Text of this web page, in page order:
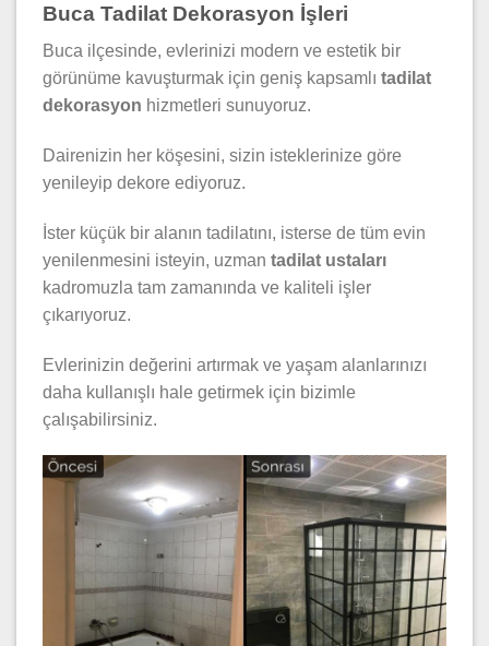
Buca Tadilat Dekorasyon İşleri
Buca ilçesinde, evlerinizi modern ve estetik bir
görünüme kavuşturmak için geniş kapsamlı tadilat
dekorasyon hizmetleri sunuyoruz.
Dairenizin her köşesini, sizin isteklerinize göre
yenileyip dekore ediyoruz.
İster küçük bir alanın tadilatını, isterse de tüm evin
yenilenmesini isteyin, uzman tadilat ustaları
kadromuzla tam zamanında ve kaliteli işler
çıkarıyoruz.
Evlerinizin değerini artırmak ve yaşam alanlarınızı
daha kullanışlı hale getirmek için bizimle
çalışabilirsiniz.